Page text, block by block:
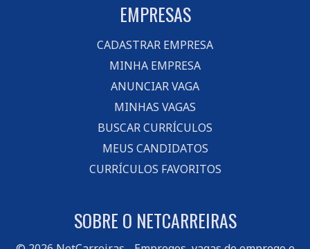
EMPRESAS
CADASTRAR EMPRESA
MINHA EMPRESA
ANUNCIAR VAGA
MINHAS VAGAS
BUSCAR CURRÍCULOS
MEUS CANDIDATOS
CURRÍCULOS FAVORITOS
SOBRE O NETCARREIRAS